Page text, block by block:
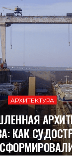
АРХИТЕКТУРА
КАК